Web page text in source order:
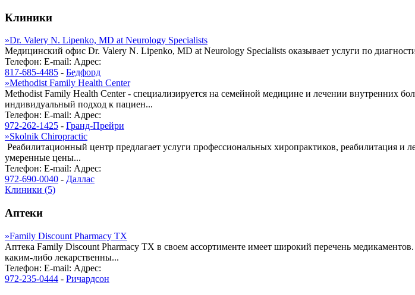
Клиники
»Dr. Valery N. Lipenko, MD at Neurology Specialists
Медицинский офис Dr. Valery N. Lipenko, MD at Neurology Specialists оказывает услуги по
Телефон: E-mail: Адрес:
817-685-4485 - Бедфорд
»Methodist Family Health Center
Methodist Family Health Center - специализируется на семейной медицине и лечении внутренних
индивидуальный подход к пациен...
Телефон: E-mail: Адрес:
972-262-1425 - Гранд-Прейри
»Skolnik Chiropractic
Реабилитационный центр предлагает услуги профессиональных хиропрактиков, реабилитация и
умеренные цены...
Телефон: E-mail: Адрес:
972-690-0040 - Даллас
Клиники (5)
Аптеки
»Family Discount Pharmacy TX
Аптека Family Discount Pharmacy TX в своем ассортименте имеет широкий перечень
каким-либо лекарственны...
Телефон: E-mail: Адрес:
972-235-0444 - Ричардсон